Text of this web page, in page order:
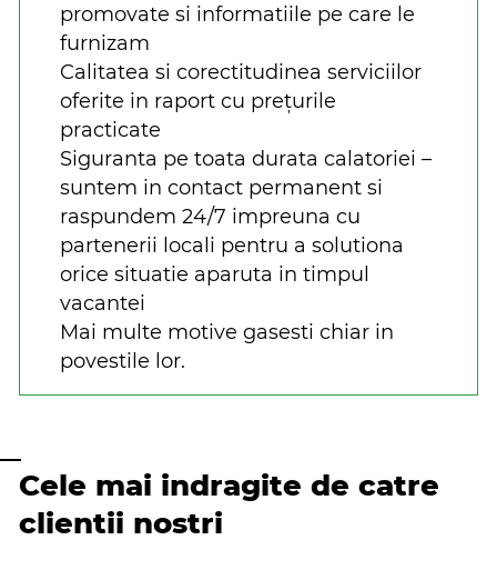
promovate si informatiile pe care le
furnizam
Calitatea si corectitudinea serviciilor
oferite in raport cu prețurile
practicate
Siguranta pe toata durata calatoriei –
suntem in contact permanent si
raspundem 24/7 impreuna cu
partenerii locali pentru a solutiona
orice situatie aparuta in timpul
vacantei
Mai multe motive gasesti chiar in
povestile lor.
Cele mai indragite de catre
clientii nostri